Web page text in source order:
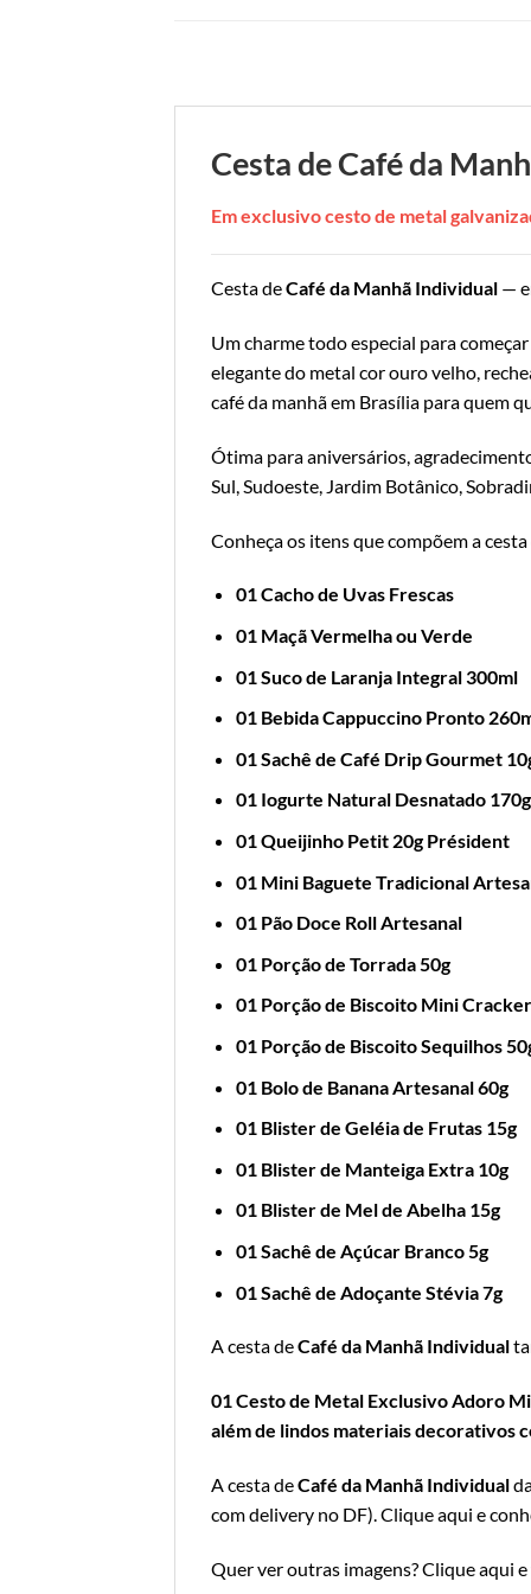
Cesta de Café da
Em exclusivo cesto de metal
Cesta deCafé da Manhã Individual —
Um charme todo especial para
elegante do metal cor ouro velho,
café da manhã em Brasília para quem
Ótima para aniversários,
Sul, Sudoeste, Jardim Botânico,
Conheça os itens que compõem a cesta
01 Cacho de Uvas Frescas
01 Maçã Vermelha ou Verde
01 Suco de Laranja Integral 300ml
01 Bebida Cappuccino Pronto
01 Sachê de Café Drip Gourmet
01 Iogurte Natural Desnatado 170g
01 Queijinho Petit 20g Président
01 Mini Baguete Tradicional
01 Pão Doce Roll Artesanal
01 Porção de Torrada 50g
01 Porção de Biscoito Mini
01 Porção de Biscoito Sequilhos
01 Bolo de Banana Artesanal 60g
01 Blister de Geléia de Frutas 15g
01 Blister de Manteiga Extra 10g
01 Blister de Mel de Abelha 15g
01 Sachê de Açúcar Branco 5g
01 Sachê de Adoçante Stévia 7g
A cesta deCafé da Manhã Individual
01 Cesto de Metal Exclusivo Adoro
além de lindos materiais decorativos
A cesta deCafé da Manhã Individual
com delivery no DF).Clique aqui e
Quer ver outras imagens?Clique aqui